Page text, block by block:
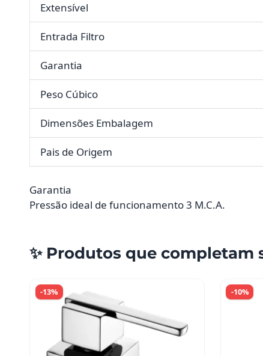
Extensível
Entrada Filtro
Garantia
Peso Cúbico
Dimensões Embalagem
Pais de Origem
Garantia
Pressão ideal de funcionamento 3 M.C.A.
✨ Produtos que completam
-13% -10%